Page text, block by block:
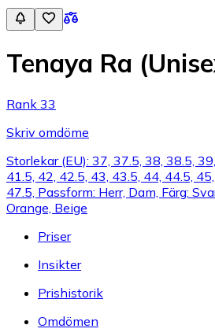
Tenaya Ra
Rank 33
Skriv omdöme
Storlekar (EU): 37, 37.5, 38, 38.5,
41.5, 42, 42.5, 43, 43.5, 44, 44.5,
47.5, Passform: Herr, Dam, Färg:
Orange, Beige
Priser
Insikter
Prishistorik
Omdömen